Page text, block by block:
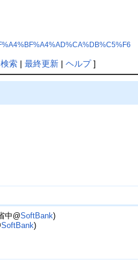
索| 最終更新| ヘルプ]
中@SoftBank)
SoftBank)